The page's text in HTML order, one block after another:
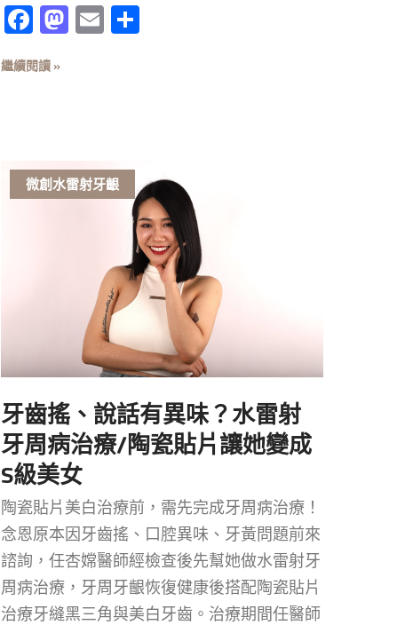
Facebook
Mastodon
Email
分
繼續閱讀 »
微創水雷射牙齦
牙齒搖、說話有異味？水雷射
牙周病治療/陶瓷貼片讓她變成
S級美女
陶瓷貼片美白治療前，需先完成牙周病治療！
念恩原本因牙齒搖、口腔異味、牙黃問題前來
諮詢，任杏嫦醫師經檢查後先幫她做水雷射牙
周病治療，牙周牙齦恢復健康後搭配陶瓷貼片
治療牙縫黑三角與美白牙齒。治療期間任醫師